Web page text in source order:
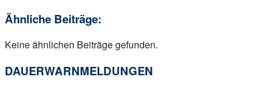
Ähnliche Beiträge:
Keine ähnlichen Beiträge gefunden.
DAUERWARNMELDUNGEN